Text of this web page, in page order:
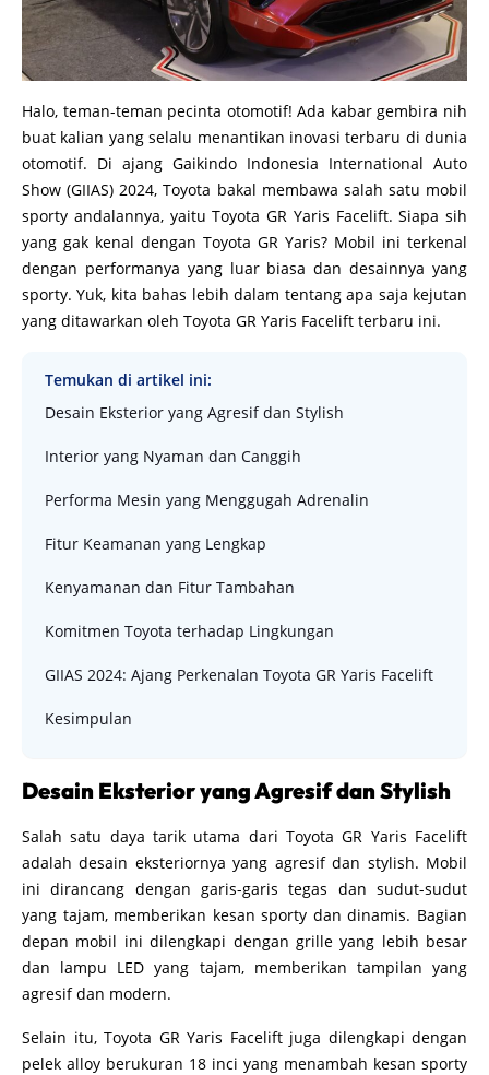
Halo, teman-teman pecinta otomotif! Ada kabar gembira nih
buat kalian yang selalu menantikan inovasi terbaru di dunia
otomotif. Di ajang Gaikindo Indonesia International Auto
Show (GIIAS) 2024, Toyota bakal membawa salah satu mobil
sporty andalannya, yaitu Toyota GR Yaris Facelift. Siapa sih
yang gak kenal dengan Toyota GR Yaris? Mobil ini terkenal
dengan performanya yang luar biasa dan desainnya yang
sporty. Yuk, kita bahas lebih dalam tentang apa saja kejutan
yang ditawarkan oleh Toyota GR Yaris Facelift terbaru ini.
Temukan di artikel ini:
Desain Eksterior yang Agresif dan Stylish
Interior yang Nyaman dan Canggih
Performa Mesin yang Menggugah Adrenalin
Fitur Keamanan yang Lengkap
Kenyamanan dan Fitur Tambahan
Komitmen Toyota terhadap Lingkungan
GIIAS 2024: Ajang Perkenalan Toyota GR Yaris Facelift
Kesimpulan
Desain Eksterior yang Agresif dan Stylish
Salah satu daya tarik utama dari Toyota GR Yaris Facelift
adalah desain eksteriornya yang agresif dan stylish. Mobil
ini dirancang dengan garis-garis tegas dan sudut-sudut
yang tajam, memberikan kesan sporty dan dinamis. Bagian
depan mobil ini dilengkapi dengan grille yang lebih besar
dan lampu LED yang tajam, memberikan tampilan yang
agresif dan modern.
Selain itu, Toyota GR Yaris Facelift juga dilengkapi dengan
pelek alloy berukuran 18 inci yang menambah kesan sporty